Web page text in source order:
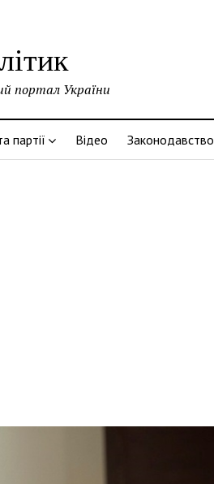
портал України
партії Відео Законодавство